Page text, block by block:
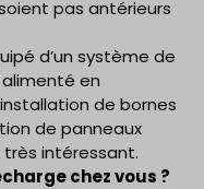
pas antérieurs
d’un système de
en
de bornes
de panneaux
intéressant.
chez vous ?